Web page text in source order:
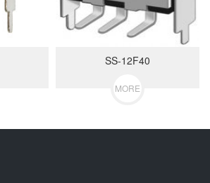
SS-12F40
MORE